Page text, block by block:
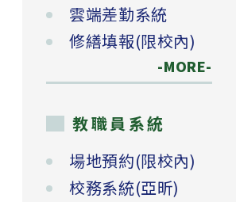
雲端差勤系統
修繕填報(限校內)
-MORE-
教職員系統
場地預約(限校內)
校務系統(亞昕)